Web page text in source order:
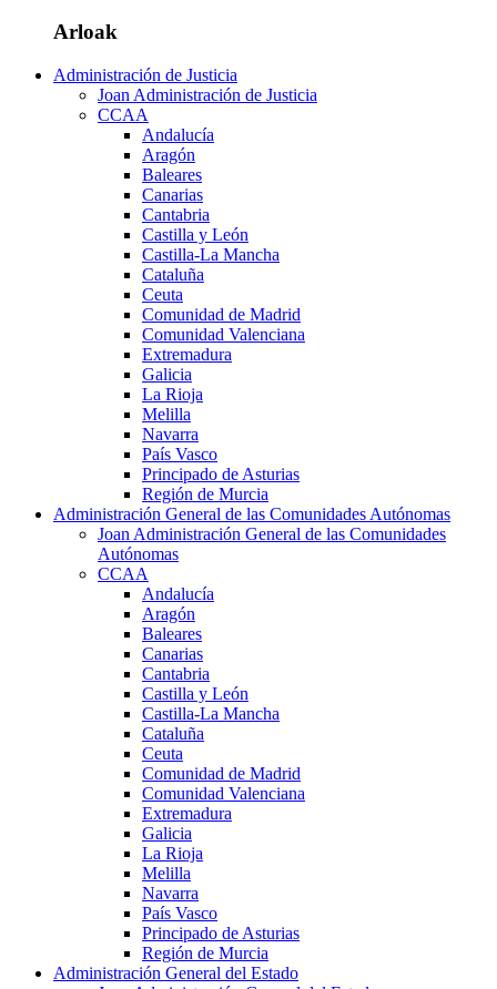
Arloak
Administración de Justicia
Joan Administración de Justicia
CCAA
Andalucía
Aragón
Baleares
Canarias
Cantabria
Castilla y León
Castilla-La Mancha
Cataluña
Ceuta
Comunidad de Madrid
Comunidad Valenciana
Extremadura
Galicia
La Rioja
Melilla
Navarra
País Vasco
Principado de Asturias
Región de Murcia
Administración General de las Comunidades Autónomas
Joan Administración General de las Comunidades
Autónomas
CCAA
Andalucía
Aragón
Baleares
Canarias
Cantabria
Castilla y León
Castilla-La Mancha
Cataluña
Ceuta
Comunidad de Madrid
Comunidad Valenciana
Extremadura
Galicia
La Rioja
Melilla
Navarra
País Vasco
Principado de Asturias
Región de Murcia
Administración General del Estado